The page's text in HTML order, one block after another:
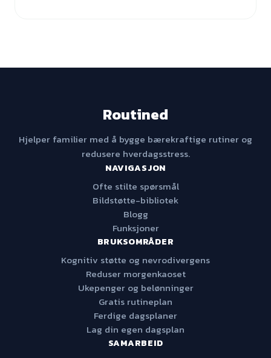
Routined
Hjelper familier med å bygge bærekraftige rutiner og
redusere hverdagsstress.
NAVIGASJON
Ofte stilte spørsmål
Bildstøtte-bibliotek
Blogg
Funksjoner
BRUKSOMRÅDER
Kognitiv støtte og nevrodivergens
Reduser morgenkaoset
Ukepenger og belønninger
Gratis rutineplan
Ferdige dagsplaner
Lag din egen dagsplan
SAMARBEID